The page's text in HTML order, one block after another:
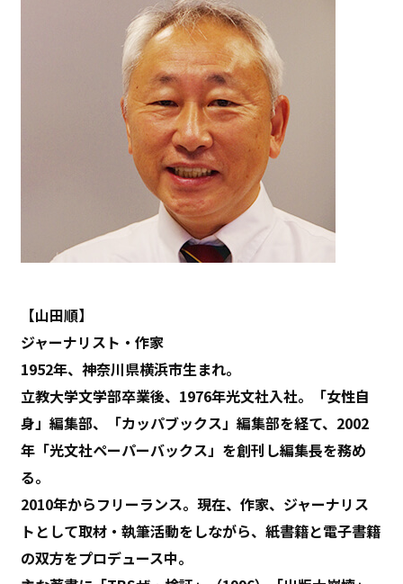
【山田順】
ジャーナリスト・作家
1952年、神奈川県横浜市生まれ。
立教大学文学部卒業後、1976年光文社入社。「女性自
身」編集部、「カッパブックス」編集部を経て、2002
年「光文社ペーパーバックス」を創刊し編集長を務め
る。
2010年からフリーランス。現在、作家、ジャーナリス
トとして取材・執筆活動をしながら、紙書籍と電子書籍
の双方をプロデュース中。